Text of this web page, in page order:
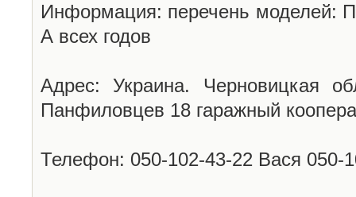
Информация: перечень моделей:
А всех годов
Адрес: Украина. Черновицкая
Панфиловцев 18 гаражный
Телефон: 050-102-43-22 Вася 050-